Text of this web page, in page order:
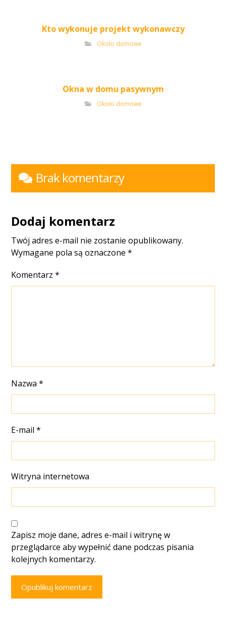
Kto wykonuje projekt wykonawczy
Około domowe
Okna w domu pasywnym
Około domowe
Brak komentarzy
Dodaj komentarz
Twój adres e-mail nie zostanie opublikowany.
Wymagane pola są oznaczone*
Komentarz*
Nazwa*
E-mail*
Witryna internetowa
Zapisz moje dane, adres e-mail i witrynę w
przeglądarce aby wypełnić dane podczas pisania
kolejnych komentarzy.
Opublikuj komentarz